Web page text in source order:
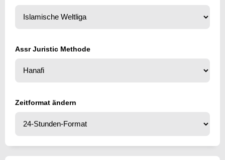
Assr Juristic Methode
Zeitformat ändern